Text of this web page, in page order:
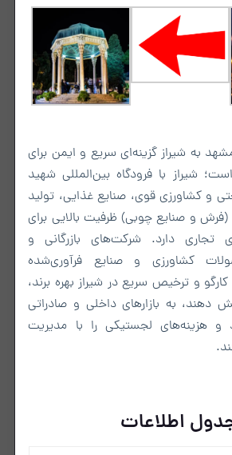
به شیراز گزینه‌ای سریع و ایمن برای
شیراز با فرودگاه بین‌المللی شهید
و کشاورزی قوی، صنایع غذایی، تولید
و صنایع چوبی) ظرفیت بالایی برای
تجاری دارد. شرکت‌های بازرگانی و
کشاورزی و صنایع فرآوری‌شده
و ترخیص سریع در شیراز بهره برند،
دهند، به بازارهای داخلی و صادراتی
و هزینه‌های لجستیکی را با مدیریت
اطلاعات